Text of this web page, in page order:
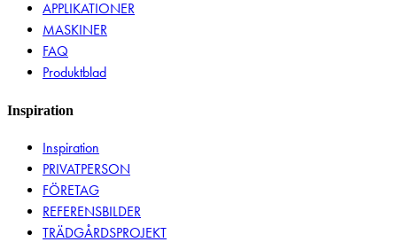
APPLIKATIONER
MASKINER
FAQ
Produktblad
Inspiration
Inspiration
PRIVATPERSON
FÖRETAG
REFERENSBILDER
TRÄDGÅRDSPROJEKT